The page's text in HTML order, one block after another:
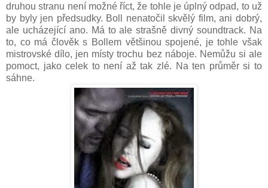
druhou stranu není možné říct, že tohle je úplný odpad, to už
by byly jen předsudky. Boll nenatočil skvělý film, ani dobrý,
ale ucházející ano. Má to ale strašně divný soundtrack. Na
to, co má člověk s Bollem většinou spojené, je tohle však
mistrovské dílo, jen místy trochu bez náboje. Nemůžu si ale
pomoct, jako celek to není až tak zlé. Na ten průměr si to
sáhne.